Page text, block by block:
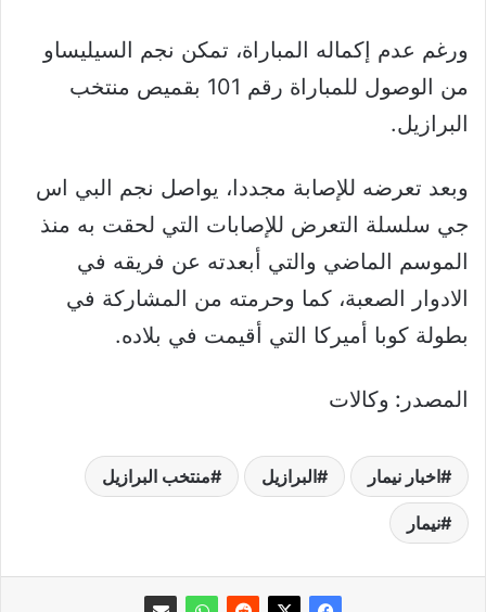
ورغم عدم إكماله المباراة، تمكن نجم السيليساو
من الوصول للمباراة رقم 101 بقميص منتخب
البرازيل.
وبعد تعرضه للإصابة مجددا، يواصل نجم البي اس
جي سلسلة التعرض للإصابات التي لحقت به منذ
الموسم الماضي والتي أبعدته عن فريقه في
الادوار الصعبة، كما وحرمته من المشاركة في
بطولة كوبا أميركا التي أقيمت في بلاده.
المصدر: وكالات
اخبار نيمار البرازيل منتخب البرازيل
نيمار